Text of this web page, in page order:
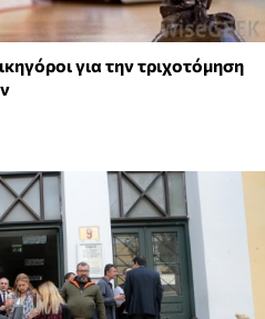
για την τριχοτόμηση